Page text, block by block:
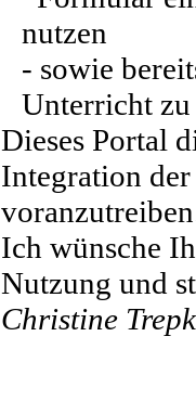
nutzen
- sowie
Unterricht
Dieses Portal
Integration
Ich wünsche
Nutzung und
Christine